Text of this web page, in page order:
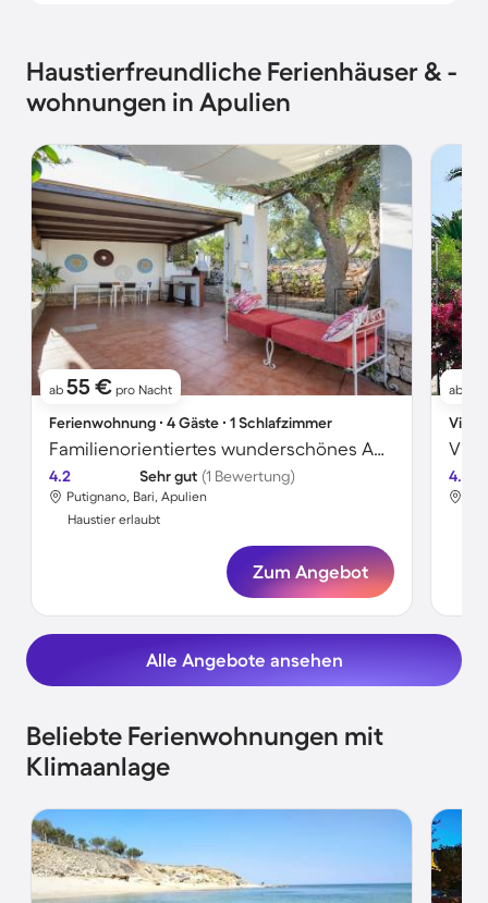
Haustierfreundliche Ferienhäuser & -
wohnungen in Apulien
ab 55 € pro Nacht
Ferienwohnung ∙ 4 Gäste ∙ 1 Schlafzimmer
Familienorientiertes wunderschönes Apartment mit Garten, Terrasse und schnellem Internet | Gartenblick | Hunde erlaubt
4.2 Sehr gut (1 Bewertung)
Putignano, Bari, Apulien
Haustier erlaubt
Zum Angebot
ab
Villa
4.0
Alle Angebote ansehen
Beliebte Ferienwohnungen mit
Klimaanlage